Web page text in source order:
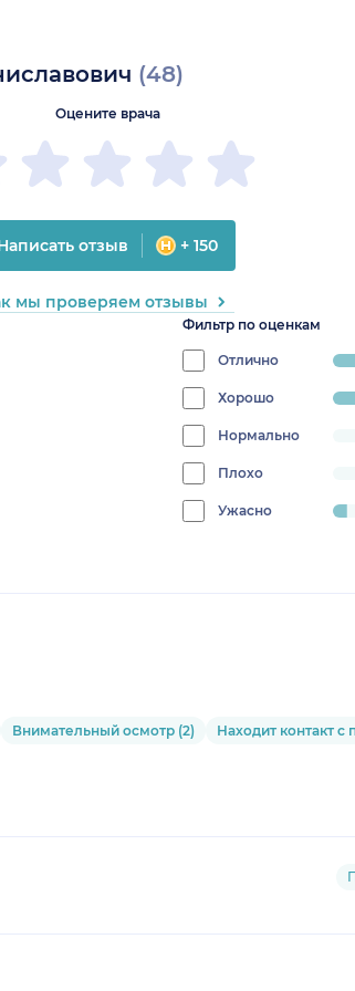
(48)
Фильтр по оценкам
Отлично
Хорошо
10.416666666666668%Нормально
Плохо
Ужасно
Оцените врача
отзыв + 150
мы проверяем отзывы
Внимательный осмотр (2)
Находит контакт с